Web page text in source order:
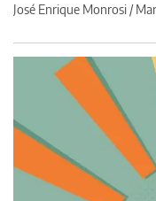
José Enrique Monrosi /